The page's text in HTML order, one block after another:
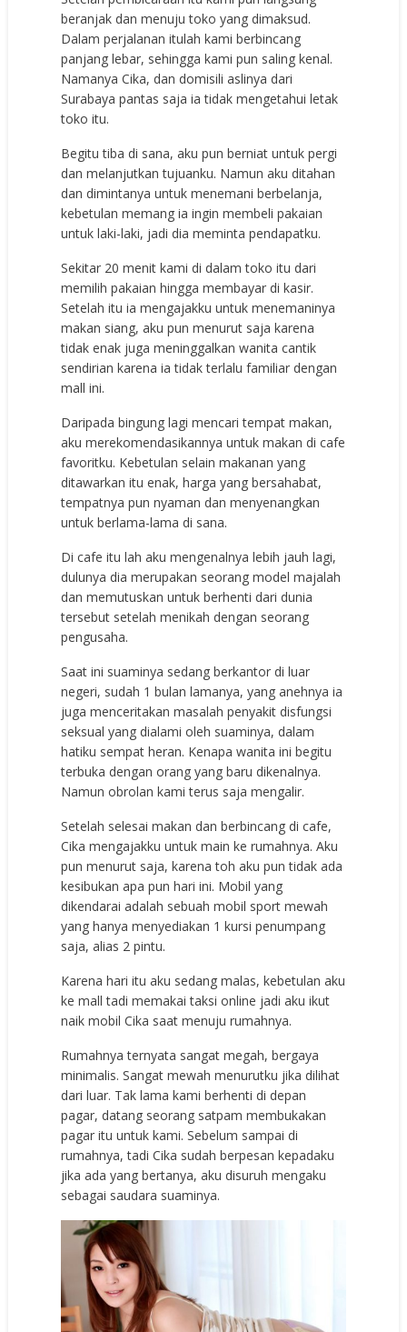
beranjak dan menuju toko yang dimaksud.
Dalam perjalanan itulah kami berbincang
panjang lebar, sehingga kami pun saling kenal.
Namanya Cika, dan domisili aslinya dari
Surabaya pantas saja ia tidak mengetahui letak
toko itu.
Begitu tiba di sana, aku pun berniat untuk pergi
dan melanjutkan tujuanku. Namun aku ditahan
dan dimintanya untuk menemani berbelanja,
kebetulan memang ia ingin membeli pakaian
untuk laki-laki, jadi dia meminta pendapatku.
Sekitar 20 menit kami di dalam toko itu dari
memilih pakaian hingga membayar di kasir.
Setelah itu ia mengajakku untuk menemaninya
makan siang, aku pun menurut saja karena
tidak enak juga meninggalkan wanita cantik
sendirian karena ia tidak terlalu familiar dengan
mall ini.
Daripada bingung lagi mencari tempat makan,
aku merekomendasikannya untuk makan di cafe
favoritku. Kebetulan selain makanan yang
ditawarkan itu enak, harga yang bersahabat,
tempatnya pun nyaman dan menyenangkan
untuk berlama-lama di sana.
Di cafe itu lah aku mengenalnya lebih jauh lagi,
dulunya dia merupakan seorang model majalah
dan memutuskan untuk berhenti dari dunia
tersebut setelah menikah dengan seorang
pengusaha.
Saat ini suaminya sedang berkantor di luar
negeri, sudah 1 bulan lamanya, yang anehnya ia
juga menceritakan masalah penyakit disfungsi
seksual yang dialami oleh suaminya, dalam
hatiku sempat heran. Kenapa wanita ini begitu
terbuka dengan orang yang baru dikenalnya.
Namun obrolan kami terus saja mengalir.
Setelah selesai makan dan berbincang di cafe,
Cika mengajakku untuk main ke rumahnya. Aku
pun menurut saja, karena toh aku pun tidak ada
kesibukan apa pun hari ini. Mobil yang
dikendarai adalah sebuah mobil sport mewah
yang hanya menyediakan 1 kursi penumpang
saja, alias 2 pintu.
Karena hari itu aku sedang malas, kebetulan aku
ke mall tadi memakai taksi online jadi aku ikut
naik mobil Cika saat menuju rumahnya.
Rumahnya ternyata sangat megah, bergaya
minimalis. Sangat mewah menurutku jika dilihat
dari luar. Tak lama kami berhenti di depan
pagar, datang seorang satpam membukakan
pagar itu untuk kami. Sebelum sampai di
rumahnya, tadi Cika sudah berpesan kepadaku
jika ada yang bertanya, aku disuruh mengaku
sebagai saudara suaminya.